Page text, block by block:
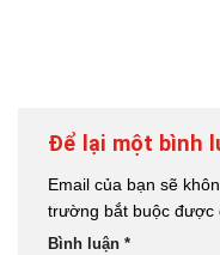
Để lại một bình
Email của bạn sẽ
trường bắt buộc được
Bình luận *